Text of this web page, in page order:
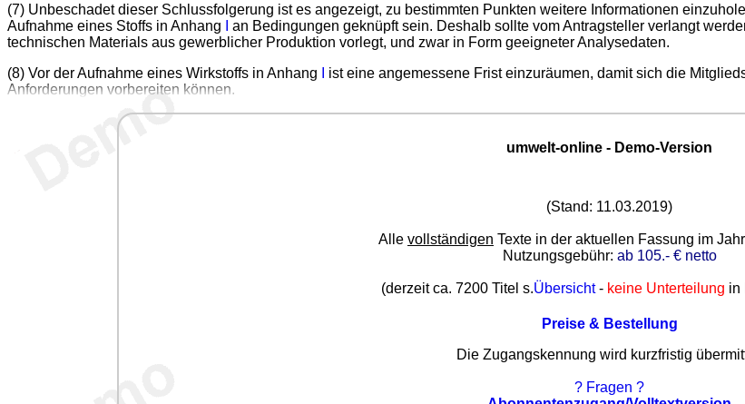
(7) Unbeschadet dieser Schlussfolgerung ist es angezeigt, zu bestimmten Punkten weitere Informationen
Aufnahme eines Stoffs in Anhang
an Bedingungen geknüpft sein. Deshalb sollte vom Antragsteller verlangt
technischen Materials aus gewerblicher Produktion vorlegt, und zwar in Form geeigneter Analysedaten.
(8) Vor der Aufnahme eines Wirkstoffs in Anhang
ist eine angemessene Frist einzuräumen, damit sich die
Anforderungen vorbereiten können.
umwelt-online - Demo-Version
(Stand: 11.03.2019)
Alle vollständigen Texte in der aktuellen Fassung im
Nutzungsgebühr: ab 105.- € netto
(derzeit ca. 7200 Titel s.Übersicht- keine Unterteilung in
Preise & Bestellung
Die Zugangskennung wird kurzfristig
? Fragen ?